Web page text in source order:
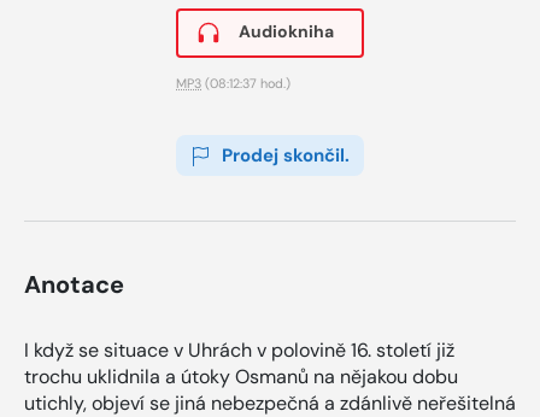
Audiokniha
MP3 (08:12:37 hod.)
Prodej skončil.
Anotace
I když se situace v Uhrách v polovině 16. století již
trochu uklidnila a útoky Osmanů na nějakou dobu
utichly, objeví se jiná nebezpečná a zdánlivě neřešitelná